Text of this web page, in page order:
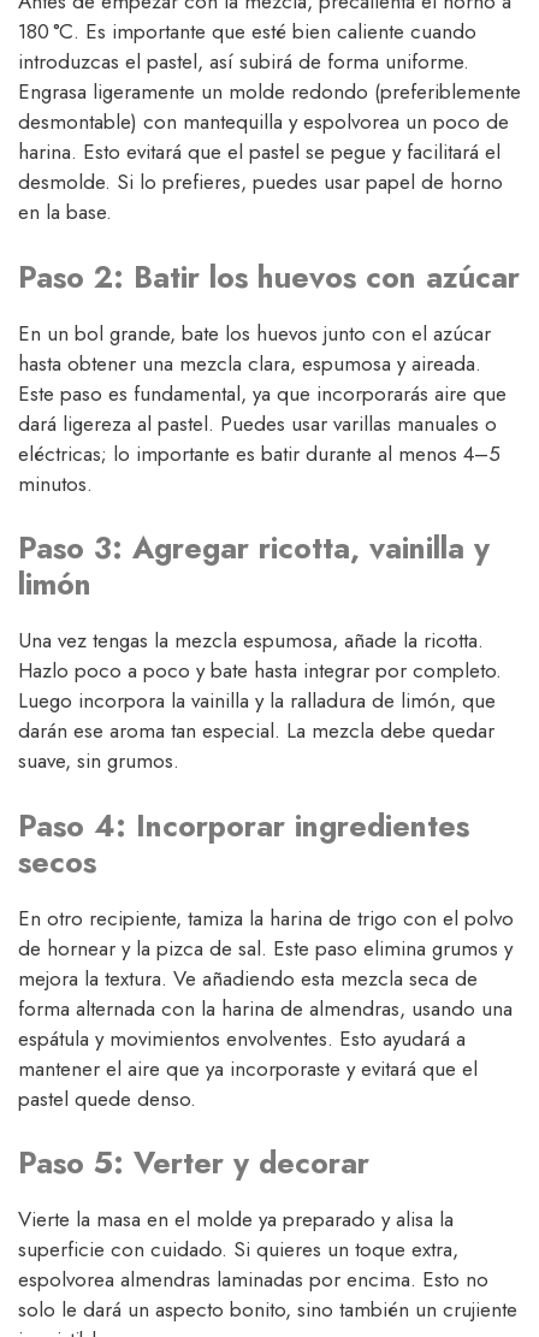
180 °C. Es importante que esté bien caliente cuando
introduzcas el pastel, así subirá de forma uniforme.
Engrasa ligeramente un molde redondo (preferiblemente
desmontable) con mantequilla y espolvorea un poco de
harina. Esto evitará que el pastel se pegue y facilitará el
desmolde. Si lo prefieres, puedes usar papel de horno
en la base.
Paso 2: Batir los huevos con azúcar
En un bol grande, bate los huevos junto con el azúcar
hasta obtener una mezcla clara, espumosa y aireada.
Este paso es fundamental, ya que incorporarás aire que
dará ligereza al pastel. Puedes usar varillas manuales o
eléctricas; lo importante es batir durante al menos 4–5
minutos.
Paso 3: Agregar ricotta, vainilla y
limón
Una vez tengas la mezcla espumosa, añade la ricotta.
Hazlo poco a poco y bate hasta integrar por completo.
Luego incorpora la vainilla y la ralladura de limón, que
darán ese aroma tan especial. La mezcla debe quedar
suave, sin grumos.
Paso 4: Incorporar ingredientes
secos
En otro recipiente, tamiza la harina de trigo con el polvo
de hornear y la pizca de sal. Este paso elimina grumos y
mejora la textura. Ve añadiendo esta mezcla seca de
forma alternada con la harina de almendras, usando una
espátula y movimientos envolventes. Esto ayudará a
mantener el aire que ya incorporaste y evitará que el
pastel quede denso.
Paso 5: Verter y decorar
Vierte la masa en el molde ya preparado y alisa la
superficie con cuidado. Si quieres un toque extra,
espolvorea almendras laminadas por encima. Esto no
solo le dará un aspecto bonito, sino también un crujiente